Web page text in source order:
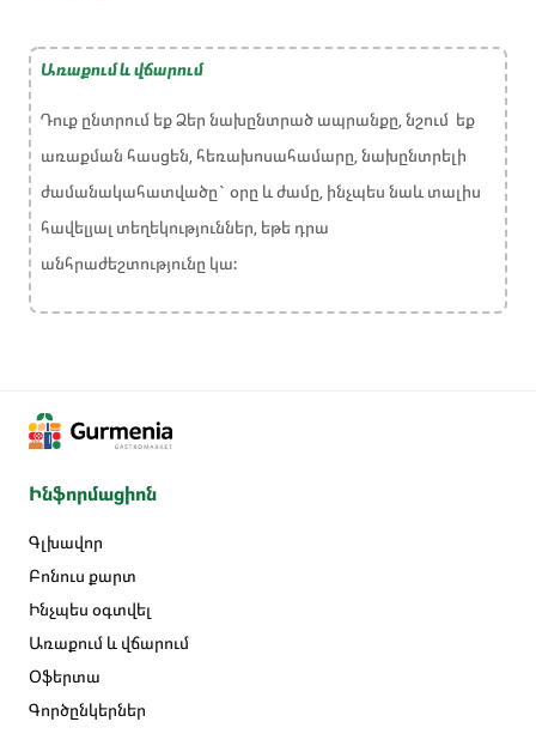
Առաքում և վճարում
Դուք ընտրում եք Ձեր նախընտրած ապրանքը, նշում եք
առաքման հասցեն, հեռախոսահամարը, նախընտրելի
ժամանակահատվածը` օրը և ժամը, ինչպես նաև տալիս
հավելյալ տեղեկություններ, եթե դրա
անհրաժեշտությունը կա:
Ինֆորմացիոն
Գլխավոր
Բոնուս քարտ
Ինչպես օգտվել
Առաքում և վճարում
Օֆերտա
Գործընկերներ